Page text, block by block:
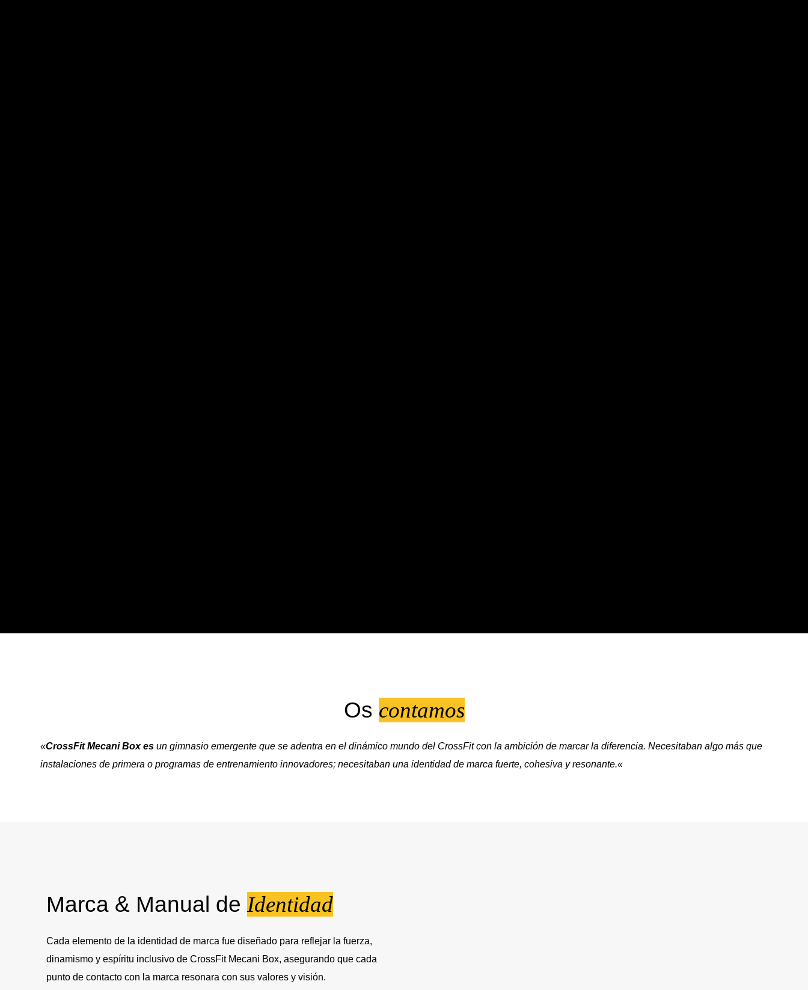
Os contamos
«CrossFit Mecani Box es un gimnasio emergente que se adentra en el dinámico mundo del CrossFit con la ambición de marcar la diferencia. Necesitaban algo más que
instalaciones de primera o programas de entrenamiento innovadores; necesitaban una identidad de marca fuerte, cohesiva y resonante.«
Marca & Manual de Identidad
Cada elemento de la identidad de marca fue diseñado para reflejar la fuerza,
dinamismo y espíritu inclusivo de CrossFit Mecani Box, asegurando que cada
punto de contacto con la marca resonara con sus valores y visión.